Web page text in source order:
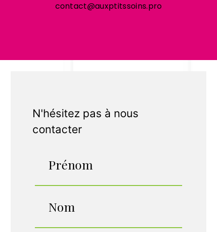
contact@auxptitssoins.pro
N'hésitez pas à nous
contacter